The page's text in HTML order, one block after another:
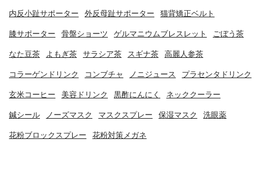
内反小趾サポーター 外反母趾サポーター 猫背矯正ベルト
膝サポーター 骨盤ショーツ ゲルマニウムブレスレット ごぼう茶
なた豆茶 よもぎ茶 サラシア茶 スギナ茶 高麗人参茶
コラーゲンドリンク コンブチャ ノニジュース プラセンタドリンク
玄米コーヒー 美容ドリンク 黒酢にんにく ネッククーラー
鍼シール ノーズマスク マスクスプレー 保湿マスク 洗眼薬
花粉ブロックスプレー 花粉対策メガネ